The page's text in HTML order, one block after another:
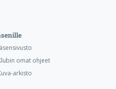
omat ohjeet
arkisto